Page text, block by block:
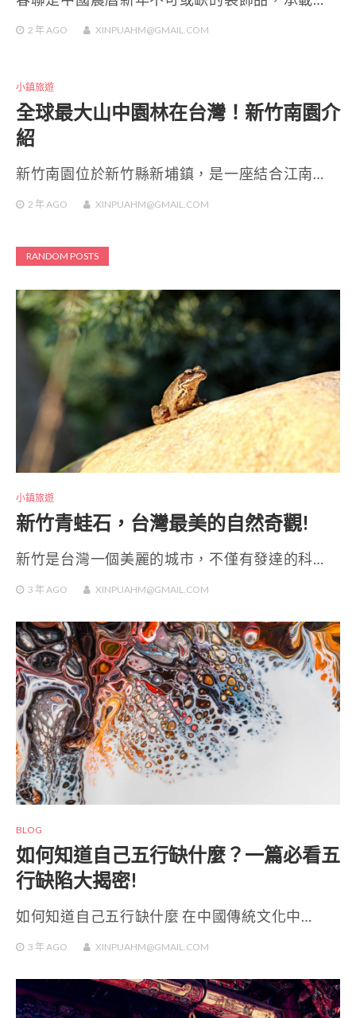
2 年 AGO XINPUAHM@GMAIL.COM
小鎮旅遊
全球最大山中園林在台灣！新竹南園介
紹
新竹南園位於新竹縣新埔鎮，是一座結合江南…
2 年 AGO XINPUAHM@GMAIL.COM
RANDOM POSTS
小鎮旅遊
新竹青蛙石，台灣最美的自然奇觀!
新竹是台灣一個美麗的城市，不僅有發達的科…
3 年 AGO XINPUAHM@GMAIL.COM
BLOG
如何知道自己五行缺什麼？一篇必看五
行缺陷大揭密!
如何知道自己五行缺什麼 在中國傳統文化中…
3 年 AGO XINPUAHM@GMAIL.COM